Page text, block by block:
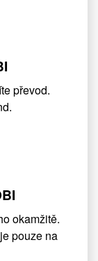
převod.
okamžitě.
pouze na